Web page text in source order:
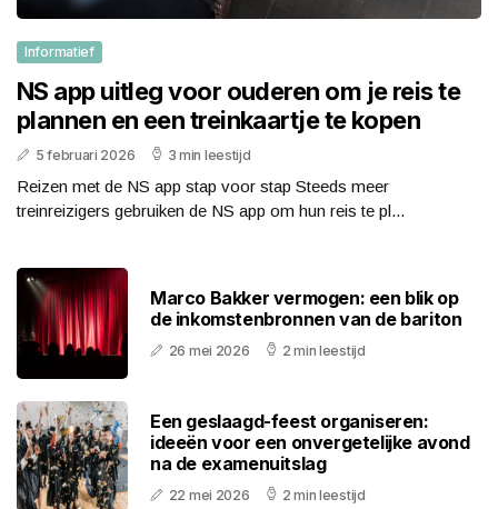
Informatief
NS app uitleg voor ouderen om je reis te
plannen en een treinkaartje te kopen
5 februari 2026 3 min leestijd
Reizen met de NS app stap voor stap Steeds meer
treinreizigers gebruiken de NS app om hun reis te pl...
Marco Bakker vermogen: een blik op
de inkomstenbronnen van de bariton
26 mei 2026 2 min leestijd
Een geslaagd-feest organiseren:
ideeën voor een onvergetelijke avond
na de examenuitslag
22 mei 2026 2 min leestijd